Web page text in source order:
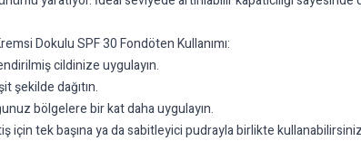
Dokulu SPF 30 Fondöten Kullanımı:
cildinize uygulayın.
şekilde dağıtın.
bölgelere bir kat daha uygulayın.
için tek başına ya da sabitleyici pudrayla birlikte